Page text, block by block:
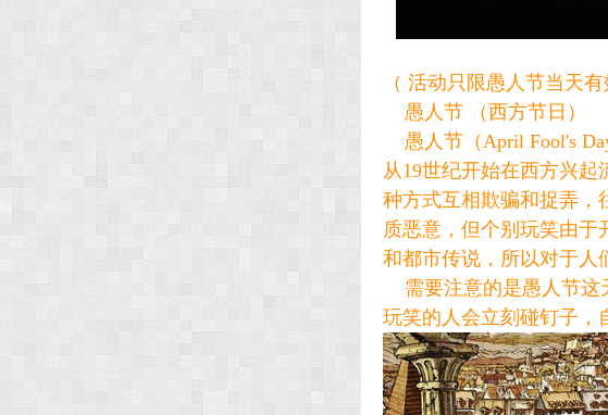
（ 活动只限愚人节当天
愚人节 （西方节日）
愚人节（April Fool's
从19世纪开始在西方兴
种方式互相欺骗和捉弄，
质恶意，但个别玩笑由
和都市传说，所以对于人
需要注意的是愚人节这
玩笑的人会立刻碰钉子，